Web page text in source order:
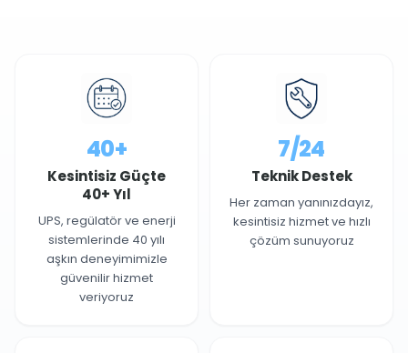
40+
Kesintisiz Güçte
40+ Yıl
UPS, regülatör ve enerji
sistemlerinde 40 yılı
aşkın deneyimimizle
güvenilir hizmet
veriyoruz
7/24
Teknik Destek
Her zaman yanınızdayız,
kesintisiz hizmet ve hızlı
çözüm sunuyoruz